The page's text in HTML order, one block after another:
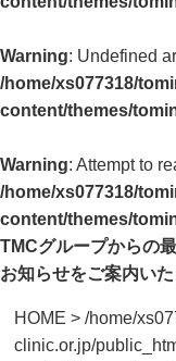
Warning: Undefined
/home/xs077318/
content/themes/
Warning: Attempt to
/home/xs077318/
content/themes/
TMCグループからの
お知らせをご案内い
HOME >/home/
clinic.or.jp/